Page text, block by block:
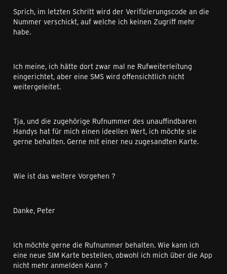
Sprich, im letzten Schritt wird der Verifizierungscode an die
Nummer verschickt, auf welche ich keinen Zugriff mehr
habe.
Ich meine, ich hätte dort zwar mal ne Rufweiterleitung
eingerichtet, aber eine SMS wird offensichtlich nicht
weitergeleitet.
Tja, und die zugehörige Rufnummer des unauffindbaren
Handys hat für mich einen ideellen Wert, ich möchte sie
gerne behalten. Gerne mit einer neu zugesandten Karte.
Wie ist das weitere Vorgehen ?
Danke, Peter
Ich möchte gerne die Rufnummer behalten. Wie kann ich
eine neue SIM Karte bestellen, obwohl ich mich über die App
nicht mehr anmelden Kann ?